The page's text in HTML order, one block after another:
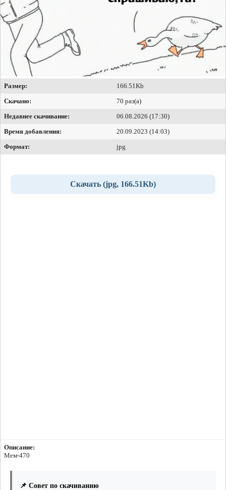
Размер:
166.51Kb
Скачано:
70 раз(а)
Недавнее скачивание:
06.08.2026 (17:30)
Время добавления:
20.09.2023 (14:03)
Формат:
jpg
Скачать (jpg, 166.51Kb)
Описание:
Мем-470
📌 Совет по скачиванию